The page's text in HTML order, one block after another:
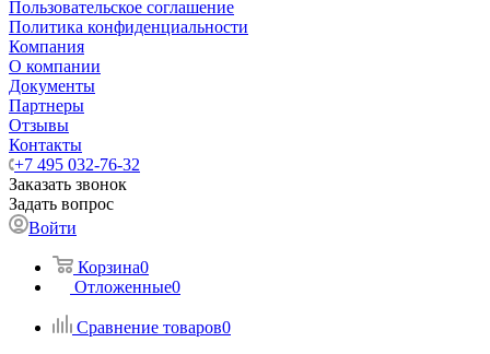
Пользовательское соглашение
Политика конфиденциальности
Компания
О компании
Документы
Партнеры
Отзывы
Контакты
+7 495 032-76-32
Заказать звонок
Задать вопрос
Войти
Корзина0
Отложенные0
Сравнение товаров0